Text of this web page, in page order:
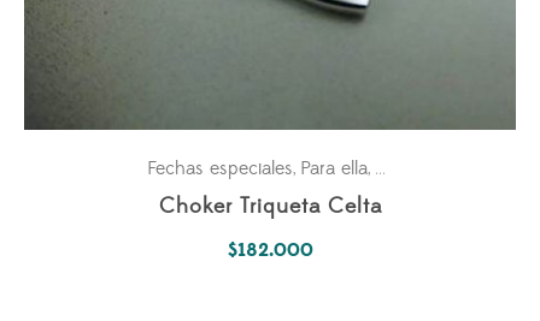
Fechas especiales, Para ella, Simbología Del Alma
Choker Triqueta Celta
$182.000